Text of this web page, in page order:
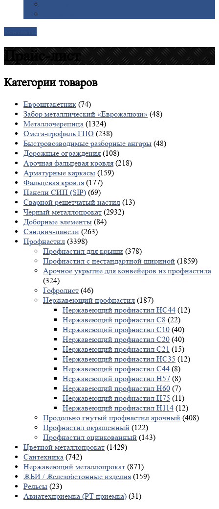
Прайс-лист
Категориитоваров
Евроштакетник (74)
Забор металлический «Еврожалюзи» (48)
Металлочерепица (1324)
Омега-профиль ГПО (238)
Быстровозводимые разборные ангары (48)
Дорожные ограждения (108)
Арочная фальцевая кровля (218)
Арматурные каркасы (159)
Фальцевая кровля (177)
Панели СИП (SIP) (69)
Сварной решетчатый настил (13)
Черный металлопрокат (2932)
Доборные элементы (84)
Сэндвич-панели (263)
Профнастил (3398)
Профнастил для крыши (378)
Профнастил с нестандартной шириной (1859)
Арочное укрытие для конвейеров из профнастила
(324)
Гофролист (46)
Нержавеющий профнастил (187)
Нержавеющий профнастил НС44 (12)
Нержавеющий профнастил С8 (22)
Нержавеющий профнастил С10 (40)
Нержавеющий профнастил С20 (40)
Нержавеющий профнастил С21 (15)
Нержавеющий профнастил НС35 (12)
Нержавеющий профнастил С44 (8)
Нержавеющий профнастил Н57 (8)
Нержавеющий профнастил Н60 (7)
Нержавеющий профнастил H75 (11)
Нержавеющий профнастил Н114 (12)
Продольно гнутый профнастил арочный (408)
Профнастил окрашенный (122)
Профнастил оцинкованный (143)
Цветной металлопрокат (1429)
Сантехника (742)
Нержавеющий металлопрокат (871)
ЖБИ / Железобетонные изделия (159)
Рельсы (23)
Авиатехприемка (РТ приемка) (31)